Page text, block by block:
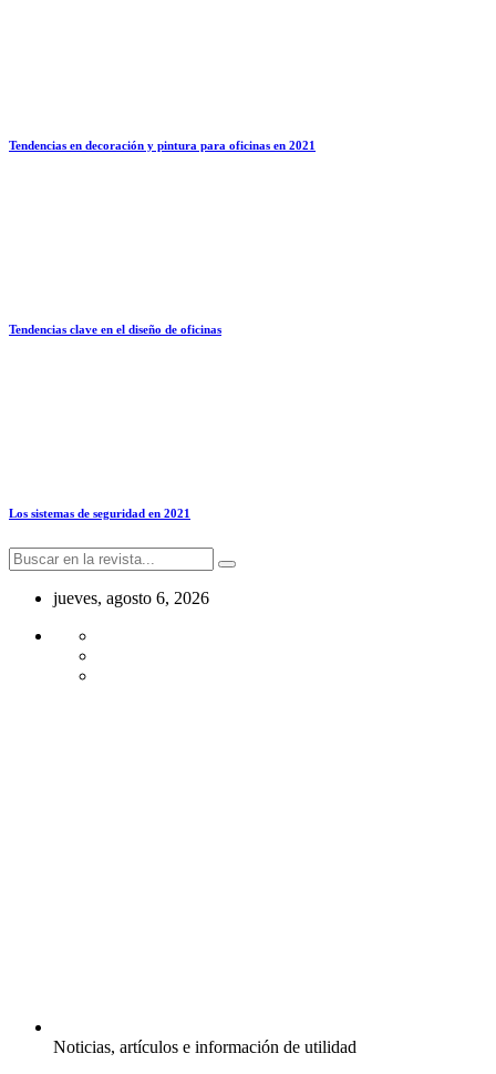
Tendencias en decoración y pintura para oficinas en 2021
Tendencias clave en el diseño de oficinas
Los sistemas de seguridad en 2021
jueves, agosto 6, 2026
Noticias, artículos e información de utilidad